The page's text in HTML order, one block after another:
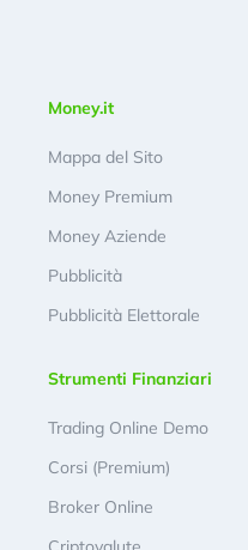
Money.it
Mappa del Sito
Money Premium
Money Aziende
Pubblicità
Pubblicità Elettorale
Strumenti Finanziari
Trading Online Demo
Corsi (Premium)
Broker Online